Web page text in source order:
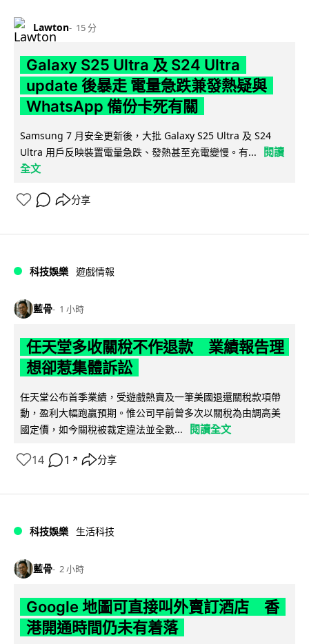
Lawton 15 分
Galaxy S25 Ultra 及 S24 Ultra
update 後暴走 電量急跌兼發熱疑與
WhatsApp 備份卡死有關
Samsung 7 月安全更新後，大批 Galaxy S25 Ultra 及 S24
Ultra 用戶反映裝置電量急跌、發熱甚至充電變慢。有...
閱讀
全文
分享
科技娛樂 遊戲情報
藍骨 1 小時
任天堂多收關稅不作退款 業績報告理
想卻惹集體訴訟
任天堂公布首季業績，受遊戲熱賣及一筆美國退還關稅款項帶
動，盈利大幅跑贏預期。惟公司早前曾多次以關稅為由調高美
國定價，如今關稅被裁定違法並全數...
閱讀全文
14 1 ↗ 分享
科技娛樂 生活科技
藍骨 2 小時
Google 地圖可直接叫外賣訂酒店 香
港開通時間仍未有着落